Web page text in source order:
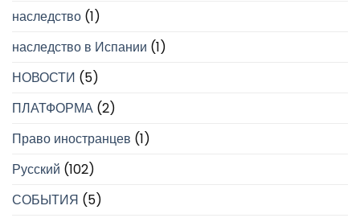
наследство (1)
наследство в Испании (1)
НОВОСТИ (5)
ПЛАТФОРМА (2)
Право иностранцев (1)
Русский (102)
СОБЫТИЯ (5)